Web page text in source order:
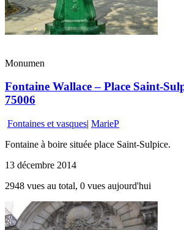
Monumen
Fontaine Wallace – Place Saint-
75006
Fontaines et vasques| MarieP
Fontaine à boire située place Saint-Sulpice.
13 décembre 2014
2948 vues au total, 0 vues aujourd'hui